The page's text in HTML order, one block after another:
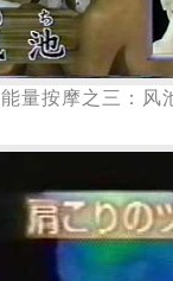
能量按摩之三：风